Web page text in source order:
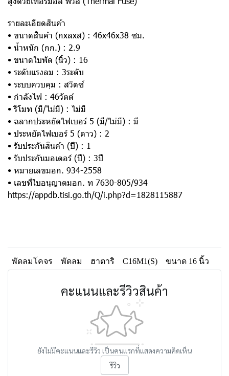
รายละเอียดสินค้า
• ขนาดสินค้า (กxลxส) : 46x46x38 ซม.
• น้ำหนัก (กก.) : 2.9
• ขนาดใบพัด (นิ้ว) : 16
• ระดับแรงลม : 3ระดับ
• ระบบควบคุม : สวิตซ์
• กำลังไฟ : 46วัตต์
• รีโมท (มี/ไม่มี) : ไม่มี
• ฉลากประหยัดไฟเบอร์ 5 (มี/ไม่มี) : มี
• ประหยัดไฟเบอร์ 5 (ดาว) : 2
• รับประกันสินค้า (ปี) : 1
• รับประกันมอเตอร์ (ปี) : 3ปี
• หมายเลขมอก. 934-2558
• เลขที่ใบอนุญาตมอก. ท 7630-805/934
https://appdb.tisi.go.th/Q/i.php?d=1828115887
พัดลมโคจร พัดลม ฮาตาริ C16M1(S) ขนาด 16 นิ้ว
คะแนนและรีวิวสินค้า
ยังไม่มีคะแนนและรีวิว เป็นคนแรกที่แสดงความคิดเห็น
รีวิว